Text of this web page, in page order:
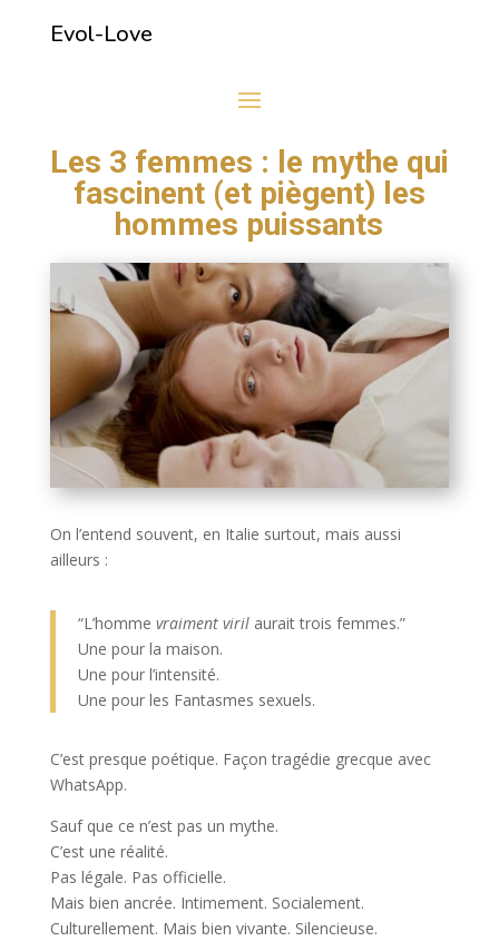
Evol-Love
Les 3 femmes : le mythe qui
fascinent (et piègent) les
hommes puissants
On l’entend souvent, en Italie surtout, mais aussi
ailleurs :
“L’homme vraiment virilaurait trois femmes.”
Une pour la maison.
Une pour l’intensité.
Une pour les Fantasmes sexuels.
C’est presque poétique. Façon tragédie grecque avec
WhatsApp.
Sauf que ce n’est pas un mythe.
C’est une réalité.
Pas légale. Pas officielle.
Mais bien ancrée. Intimement. Socialement.
Culturellement. Mais bien vivante. Silencieuse.